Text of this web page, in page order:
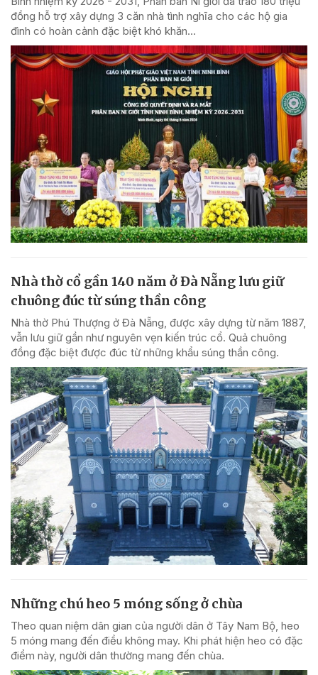
đồng hỗ trợ xây dựng 3 căn nhà tình nghĩa cho các hộ gia
đình có hoàn cảnh đặc biệt khó khăn...
Nhà thờ cổ gần 140 năm ở Đà Nẵng lưu giữ
chuông đúc từ súng thần công
Nhà thờ Phú Thượng ở Đà Nẵng, được xây dựng từ năm 1887,
vẫn lưu giữ gần như nguyên vẹn kiến trúc cổ. Quả chuông
đồng đặc biệt được đúc từ những khẩu súng thần công.
Những chú heo 5 móng sống ở chùa
Theo quan niệm dân gian của người dân ở Tây Nam Bộ, heo
5 móng mang đến điều không may. Khi phát hiện heo có đặc
điểm này, người dân thường mang đến chùa.